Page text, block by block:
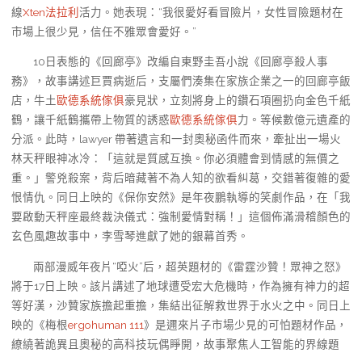
線Xten法拉利活力。她表現：“我很愛好看冒險片，女性冒險題材在
市場上很少見，信任不雅眾會愛好。”
10日表態的《回廊亭》改編自東野圭吾小說《回廊亭殺人事
務》，故事講述巨賈病逝后，支屬們湊集在家族企業之一的回廊亭飯
店，牛土歐德系統傢俱豪見狀，立刻將身上的鑽石項圈扔向金色千紙
鶴，讓千紙鶴攜帶上物質的誘惑歐德系統傢俱力。等候數億元遺產的
分派。此時，lawyer 帶著遺言和一封奧秘函件而來，牽扯出一場火
林天秤眼神冰冷：「這就是質感互換。你必須體會到情感的無價之
重。」警兇殺案，背后暗藏著不為人知的欲看糾葛，交錯著復雜的愛
恨情仇。同日上映的《保你安然》是年夜鵬執導的笑劇作品，在「我
要啟動天秤座最終裁決儀式：強制愛情對稱！」這個佈滿滑稽顏色的
玄色風趣故事中，李雪琴進獻了她的銀幕首秀。
兩部漫威年夜片“啞火”后，超英題材的《雷霆沙贊！眾神之怒》
將于17日上映。該片講述了地球遭受宏大危機時，作為擁有神力的超
等好漢，沙贊家族擔起重擔，集結出征解救世界于水火之中。同日上
映的《梅根ergohuman 111》是邇來片子市場少見的可怕題材作品，
繚繞著詭異且奧秘的高科技玩偶睜開，故事聚焦人工智能的界線題